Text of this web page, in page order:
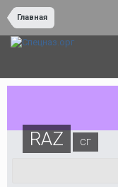
Главная
RAZ СГ